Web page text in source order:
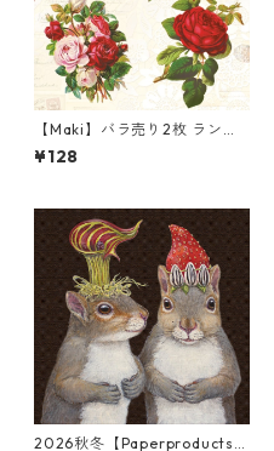
【Maki】バラ売り2枚 ランチ
サイズ ペーパーナプキン Engl
ish Roses クリーム
¥128
2026秋冬【Paperproducts